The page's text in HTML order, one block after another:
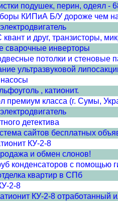
подушек, перин, одеял -
КИПиА Б/У дороже чем
и друг, транзисторы,
сварочные инверторы
потолки и стеновые
ультразвуковой
, катионит.
премиум класса (г. Сумы,
детектива
сайтов бесплатных
КУ-2-8
и обмен слонов!
конденсаторов с помощью
квартир в СПб
2-8
КУ-2-8 отработанный